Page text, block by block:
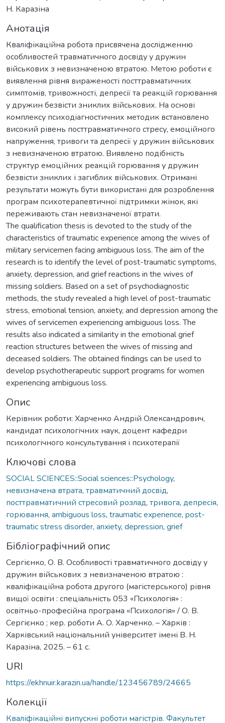
Н. Каразіна
Анотація
Кваліфікаційна робота присвячена дослідженню
особливостей травматичного досвіду у дружин
військових з невизначеною втратою. Метою роботи є
виявлення рівня вираженості посттравматичних
симптомів, тривожності, депресії та реакцій горювання
у дружин безвісти зниклих військових. На основі
комплексу психодіагностичних методик встановлено
високий рівень посттравматичного стресу, емоційного
напруження, тривоги та депресії у дружин військових
з невизначеною втратою. Виявлено подібність
структур емоційних реакцій горювання у дружин
безвісти зниклих і загиблих військових. Отримані
результати можуть бути використані для розроблення
програм психотерапевтичної підтримки жінок, які
переживають стан невизначеної втрати.
The qualification thesis is devoted to the study of the
characteristics of traumatic experience among the wives of
military servicemen facing ambiguous loss. The aim of the
research is to identify the level of post-traumatic symptoms,
anxiety, depression, and grief reactions in the wives of
missing soldiers. Based on a set of psychodiagnostic
methods, the study revealed a high level of post-traumatic
stress, emotional tension, anxiety, and depression among the
wives of servicemen experiencing ambiguous loss. The
results also indicated a similarity in the emotional grief
reaction structures between the wives of missing and
deceased soldiers. The obtained findings can be used to
develop psychotherapeutic support programs for women
experiencing ambiguous loss.
Опис
Керівник роботи: Харченко Андрій Олександрович,
кандидат психологічних наук, доцент кафедри
психологічного консультування і психотерапії
Ключові слова
SOCIAL SCIENCES::Social sciences::Psychology,
невизначена втрата, травматичний досвід,
посттравматичний стресовий розлад, тривога, депресія,
горювання, ambiguous loss, traumatic experience, post-
traumatic stress disorder, anxiety, depression, grief
Бібліографічний опис
Сергієнко, О. В. Особливості травматичного досвіду у
дружин військових з невизначеною втратою :
кваліфікаційна робота другого (магістерського) рівня
вищої освіти : спеціальність 053 «Психологія» :
освітньо-професійна програма «Психологія» / О. В.
Сергієнко ; кер. роботи А. О. Харченко. – Харків :
Харківський національний університет імені В. Н.
Каразіна, 2025. – 61 с.
URI
https://ekhnuir.karazin.ua/handle/123456789/24665
Колекції
Кваліфікаційні випускні роботи магістрів. Факультет